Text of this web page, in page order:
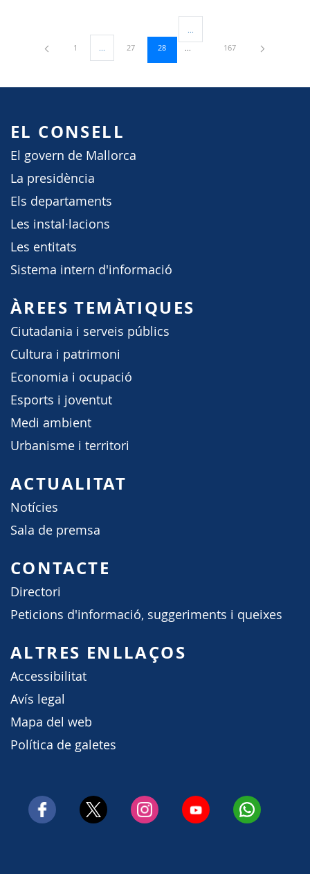
Pàgina
1 ...Pàgines intermèdies Utilitzeu TAB per navegar.
Pàgina
27 Pàgina
28
Pàgines intermèdies Utilitzeu
Pàgina
167
EL CONSELL
El govern de Mallorca
La presidència
Els departaments
Les instal·lacions
Les entitats
Sistema intern d'informació
ÀREES TEMÀTIQUES
Ciutadania i serveis públics
Cultura i patrimoni
Economia i ocupació
Esports i joventut
Medi ambient
Urbanisme i territori
ACTUALITAT
Notícies
Sala de premsa
CONTACTE
Directori
Peticions d'informació, suggeriments i queixes
ALTRES ENLLAÇOS
Accessibilitat
Avís legal
Mapa del web
Política de galetes